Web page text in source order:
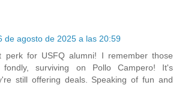
de agosto de 2025 a las 20:59
perk for USFQ alumni! I remember those
fondly, surviving on Pollo Campero! It's
still offering deals. Speaking of fun and